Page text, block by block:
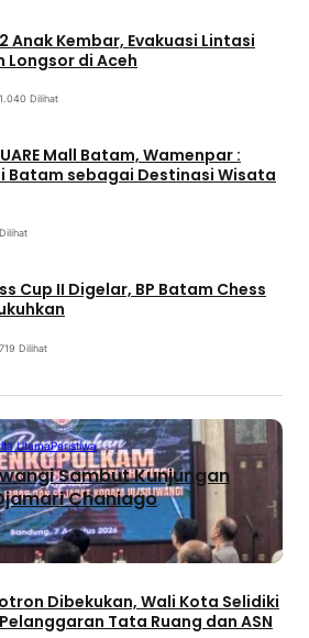
Anak Kembar, Evakuasi Lintasi
Longsor di Aceh
1.040 Dilihat
Mall Batam, Wamenpar :
Batam sebagai Destinasi Wisata
Cup II Digelar, BP Batam Chess
719 Dilihat
UtamaPeristiwa
Sambut Kunjungan
Chaniago
Dibekukan, Wali Kota Selidiki
Tata Ruang dan ASN